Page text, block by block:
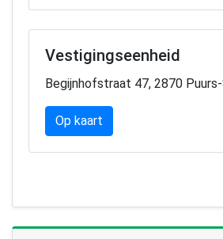
Vestigingseenheid
Begijnhofstraat 47, 2870
Op kaart